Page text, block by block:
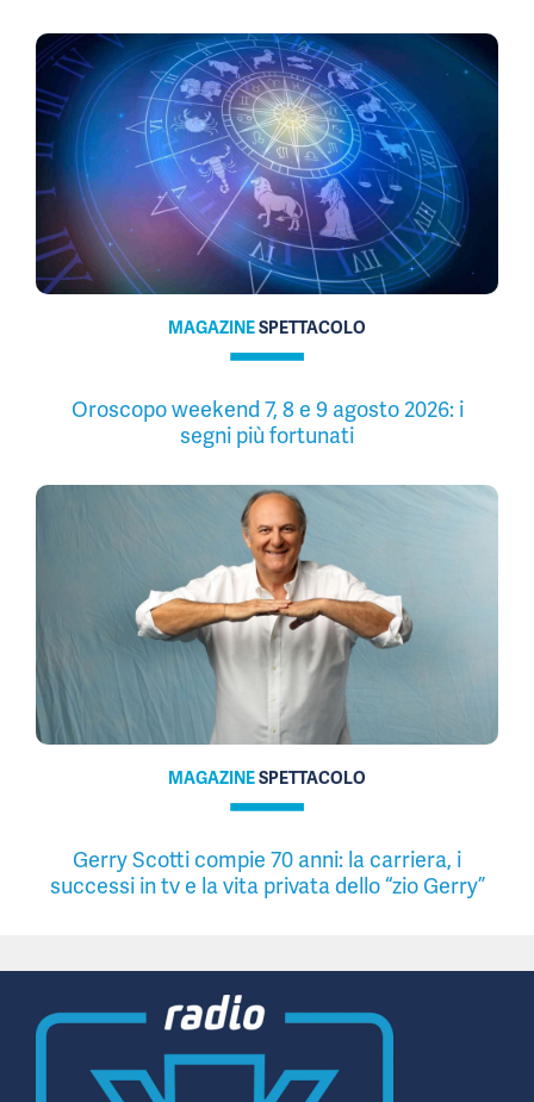
MAGAZINESPETTACOLO
Oroscopo weekend 7, 8 e 9 agosto 2026: i
segni più fortunati
MAGAZINESPETTACOLO
Gerry Scotti compie 70 anni: la carriera, i
successi in tv e la vita privata dello “zio Gerry”